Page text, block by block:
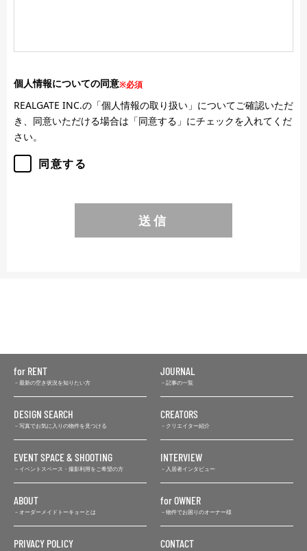
個人情報についての同意※必須
REALGATE INC.の「個人情報の取り扱い」についてご確認いただ
き、同意いただける場合は「同意する」にチェックを入れてくだ
さい。
同意する
送信
for RENT
最新の空き状況を知りたい方
JOURNAL
記事の一覧
DESIGN SEARCH
写真でお気に入りの物件を見つける
CREATORS
クリエイター紹介
EVENT SPACE & SHOOTING
イベントスペース・撮影利用をご希望の方
INTERVIEW
入居者インタビュー
ABOUT
オーダーメイドトーキョーとは
for OWNER
物件でお困りのオーナー様
PRIVACY POLICY CONTACT